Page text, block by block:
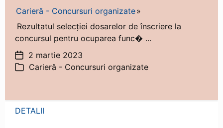
Carieră - Concursuri organizate
Rezultatul selecției dosarelor de înscriere la
concursul pentru ocuparea func� ...
Dată
articol
2 martie 2023
Categorii
Carieră - Concursuri organizate
DETALII